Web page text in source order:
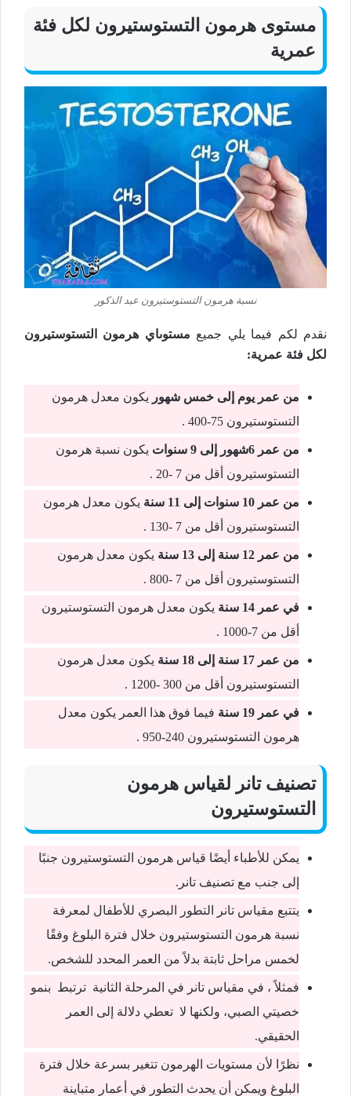
مستوى هرمون التستوستيرون لكل فئة
عمرية
نسبة هرمون التستوستيرون عبد الذكور
نقدم لكم فيما يلي جميع مستوىاي هرمون التستوستيرون
لكل فئة عمرية:
من عمر يوم إلى خمس شهور يكون معدل هرمون
التستوستيرون 75-400 .
من عمر 6شهور إلى 9 سنوات
يكون نسبة هرمون
التستوستيرون أقل من 7 -20 .
من عمر 10 سنوات إلى 11 سنة
يكون معدل هرمون
التستوستيرون أقل من 7 -130 .
من عمر 12 سنة إلى 13 سنة
يكون معدل هرمون
التستوستيرون أقل من 7 -800 .
في عمر 14 سنة
يكون معدل هرمون التستوستيرون
أقل من 7-1000 .
من عمر 17 سنة إلى 18 سنة
يكون معدل هرمون
التستوستيرون أقل من 300 -1200 .
في عمر 19 سنة
فيما فوق هذا العمر يكون معدل
هرمون التستوستيرون 240-950 .
تصنيف تانر لقياس هرمون
التستوستيرون
يمكن للأطباء أيضًا قياس هرمون التستوستيرون جنبًا
إلى جنب مع تصنيف تانر.
يتتبع مقياس تانر التطور البصري للأطفال لمعرفة
نسبة هرمون التستوستيرون خلال فترة البلوغ وفقًا
لخمس مراحل ثابتة بدلاً من العمر المحدد للشخص.
فمثلاً ، في مقياس تانر في المرحلة الثانية ترتبط بنمو
خصيتي الصبي، ولكنها لا تعطي دلالة إلى العمر
الحقيقي.
نظرًا لأن مستويات الهرمون تتغير بسرعة خلال فترة
البلوغ ويمكن أن يحدث التطور في أعمار متباينة